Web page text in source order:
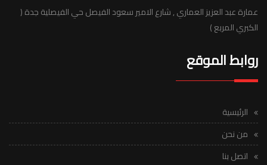
عمارة عبد العزيز العماري , شارع الامير سعود الفيصل حي الفيصلية جدة (
الكبري المربع )
روابط الموقع
الرئيسية
من نحن
اتصل بنا